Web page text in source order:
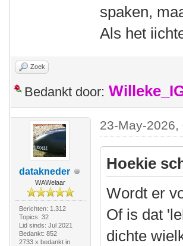
spaken,
Als het
Zoek
Bedankt door:
datakneder
WAWelaar
Berichten: 1.312
Topics: 32
Lid sinds: Jul 2021
Bedankt: 852
2733 x bedankt in
23-May-2026,
Hoekie
Wordt er
Of is dat
dichte